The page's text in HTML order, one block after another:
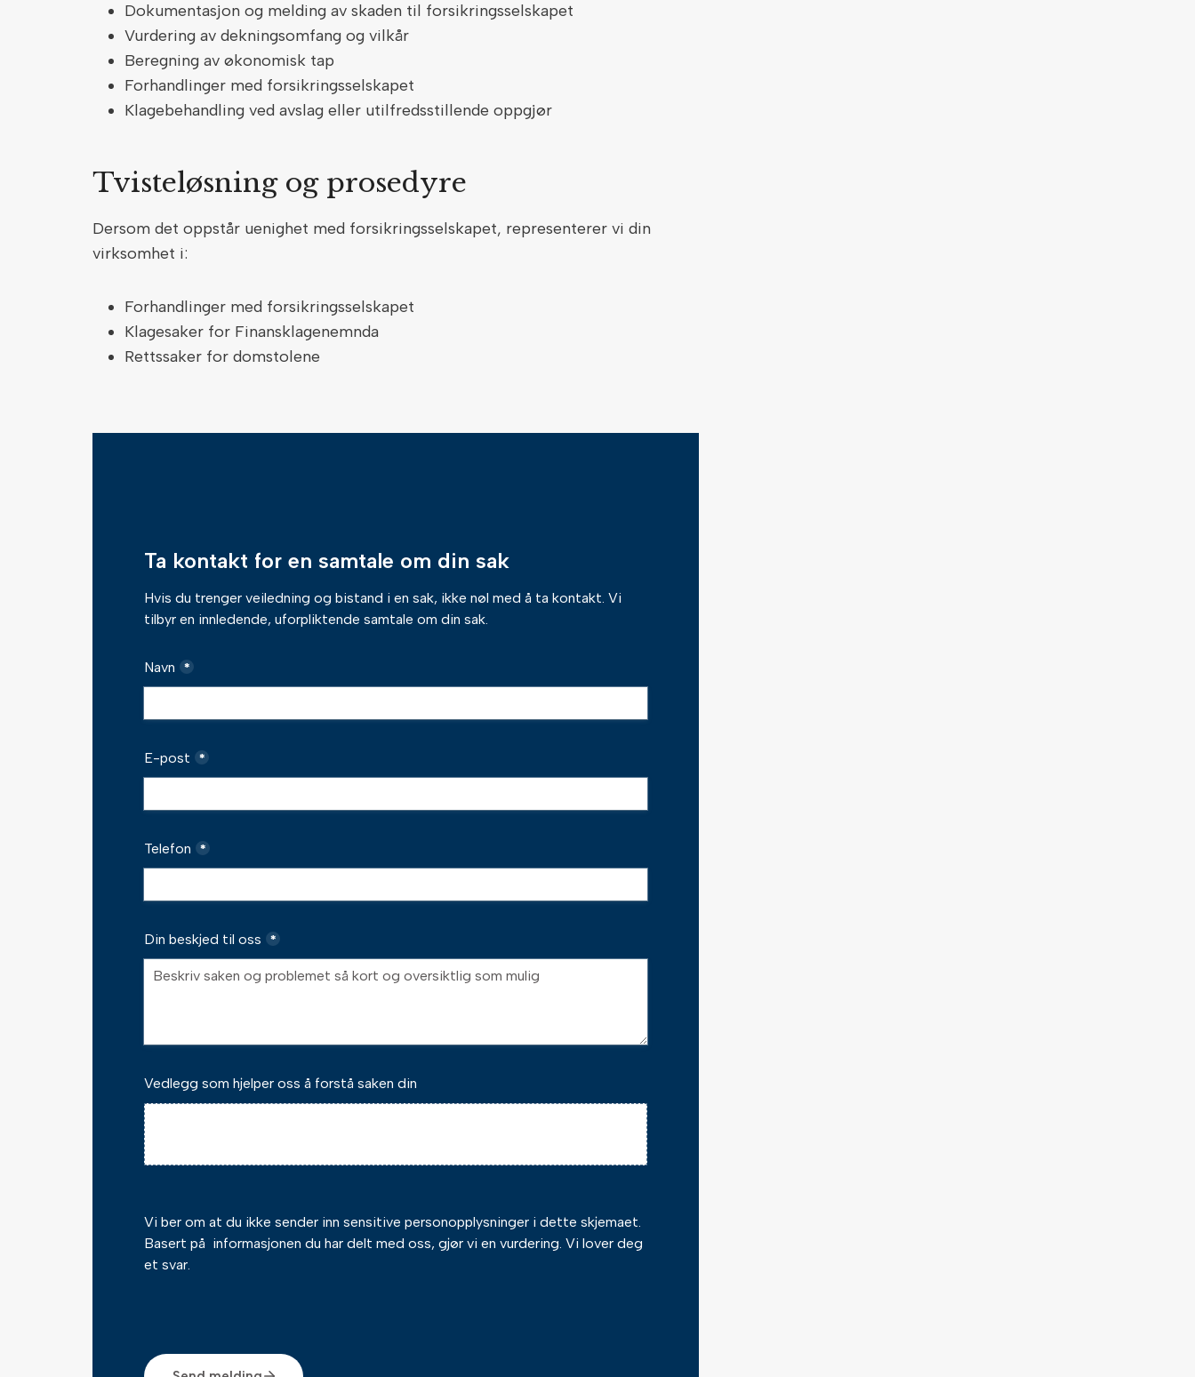
Dokumentasjon og melding av skaden til forsikringsselskapet
Vurdering av dekningsomfang og vilkår
Beregning av økonomisk tap
Forhandlinger med forsikringsselskapet
Klagebehandling ved avslag eller utilfredsstillende oppgjør
Tvisteløsning og prosedyre
Dersom det oppstår uenighet med forsikringsselskapet, representerer vi din
virksomhet i:
Forhandlinger med forsikringsselskapet
Klagesaker for Finansklagenemnda
Rettssaker for domstolene